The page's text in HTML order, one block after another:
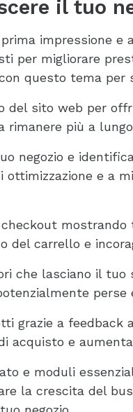
il tuo
impressione
per migliorare
questo tema
sito web per
rimanere più a
negozio e
e a
del carrello e
che lasciano il
perse
grazie a
acquisto e
e moduli
la crescita del